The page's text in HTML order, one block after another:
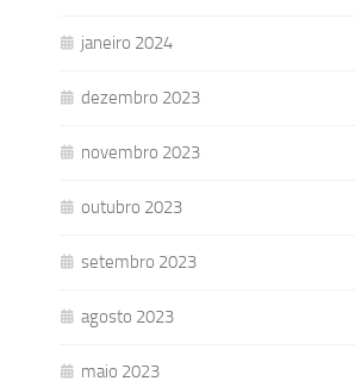
janeiro 2024
dezembro 2023
novembro 2023
outubro 2023
setembro 2023
agosto 2023
maio 2023